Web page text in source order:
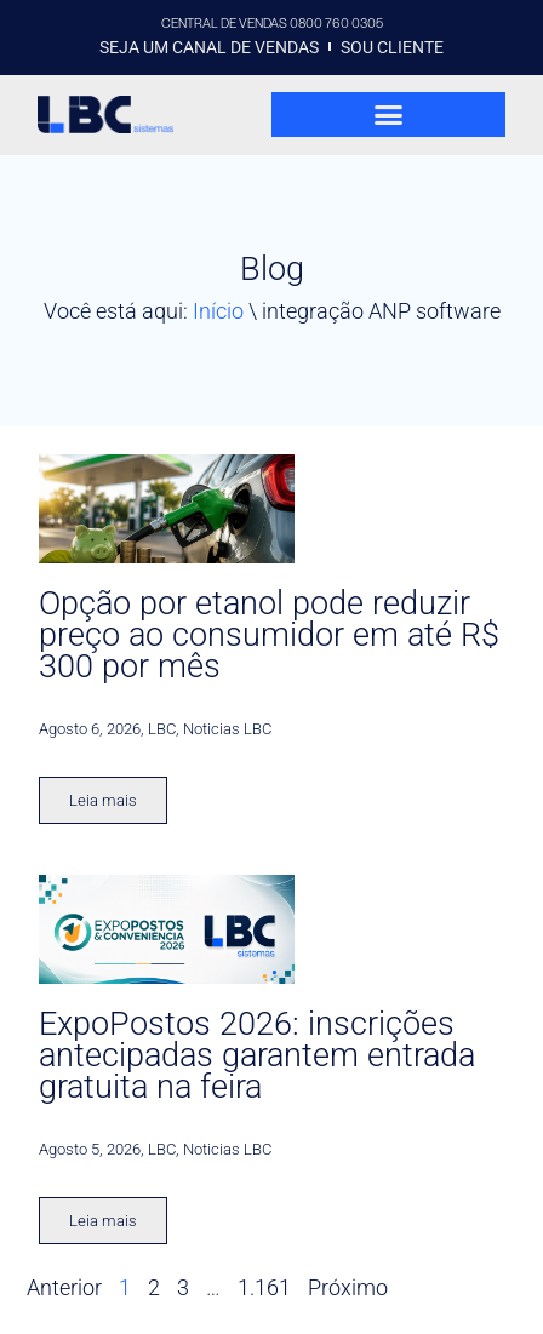
CENTRAL DE VENDAS 0800 760 0305
SEJA UM CANAL DE VENDAS SOU CLIENTE
Blog
Você está aqui: Início\ integração ANP software
Opção por etanol pode reduzir
preço ao consumidor em até R$
300 por mês
Agosto 6, 2026 LBC Noticias LBC
Leia mais
ExpoPostos 2026: inscrições
antecipadas garantem entrada
gratuita na feira
Agosto 5, 2026 LBC Noticias LBC
Leia mais
Anterior 1 2 3 … 1.161 Próximo